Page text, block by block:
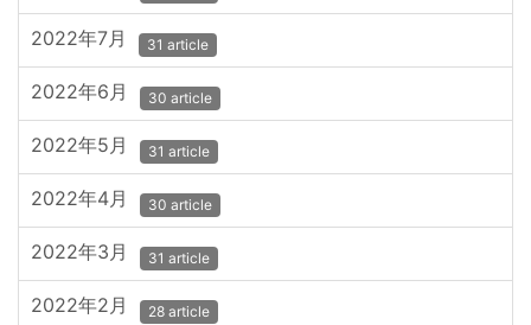
2022年7月 31 article
2022年6月 30 article
2022年5月 31 article
2022年4月 30 article
2022年3月 31 article
2022年2月 28 article